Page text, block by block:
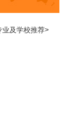
业及学校推荐>